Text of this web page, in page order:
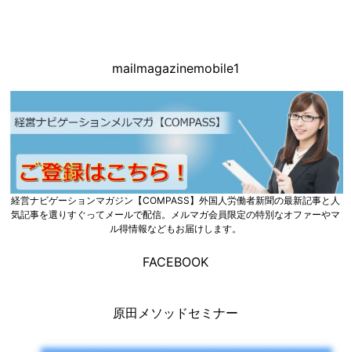
mailmagazinemobile1
経営ナビゲーションマガジン【COMPASS】外国人労働者新聞の最新記事と人
気記事を選りすぐってメールで配信。メルマガ会員限定の特別なオファーやマ
ル得情報などもお届けします。
FACEBOOK
原田メソッドセミナー